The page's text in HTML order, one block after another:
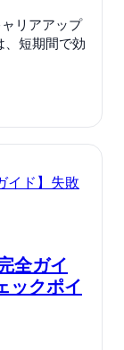
リアアップ
、短期間で効
全ガイ
ックポイ